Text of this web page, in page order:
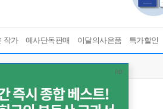
작가 예사단독판매 이달의사은품 특가할인